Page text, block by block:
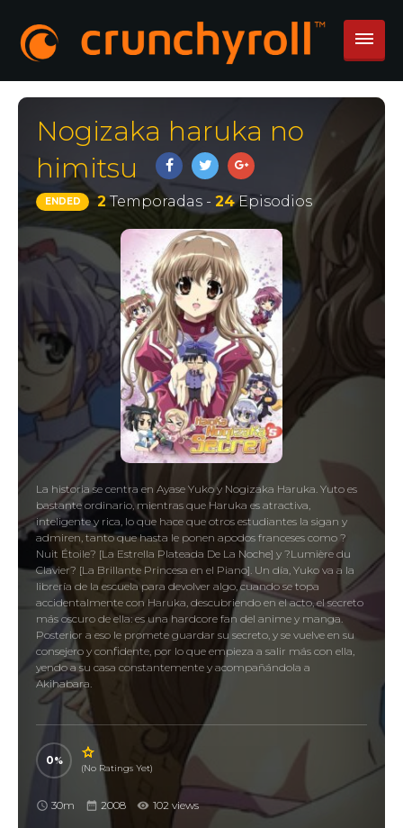
Nogizaka haruka no
himitsu
ENDED 2Temporadas - 24Episodios
La historia se centra en Ayase Yuko y Nogizaka Haruka. Yuto es
bastante ordinario, mientras que Haruka es atractiva,
inteligente y rica, lo que hace que otros estudiantes la sigan y
admiren, tanto que hasta le ponen apodos franceses como ?
Nuit Étoile? [La Estrella Plateada De La Noche] y ?Lumière du
Clavier? [La Brillante Princesa en el Piano]. Un día, Yuko va a la
librería de la escuela para devolver algo, cuando se topa
accidentalmente con Haruka, descubriendo en el acto, el secreto
más oscuro de ella: es una hardcore fan del anime y manga.
Posterior a eso le promete guardar su secreto, y se vuelve en su
consejero y confidente, por lo que empieza a salir más con ella,
yendo a su casa constantemente y acompañándola a
Akihabara.
0
(No Ratings Yet)
30m 2008 102 views